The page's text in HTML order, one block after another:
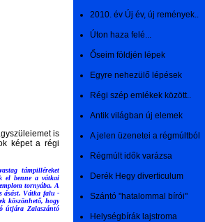
2010. év Új év, új remények..
Úton haza felé...
Őseim földjén lépek
Egyre nehezülő lépések
Régi szép emlékek között..
Antik világban új elemek
A jelen üzenetei a régmúltból
Régmúlt idők varázsa
Derék Hegy diverticulum
Szántó "hatalommal bírói"
Helységbírák lajstroma
is
képet a régi
támpilléreket
el benne a vátkai
tornyába. A
ásást. Vátka falu -
köszönhető, hogy
útjára Zalaszántó